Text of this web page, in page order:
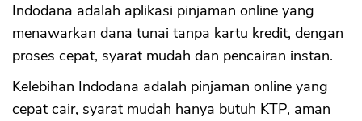
Indodana adalah aplikasi pinjaman online yang
menawarkan dana tunai tanpa kartu kredit, dengan
proses cepat, syarat mudah dan pencairan instan.
Kelebihan Indodana adalah pinjaman online yang
cepat cair, syarat mudah hanya butuh KTP, aman